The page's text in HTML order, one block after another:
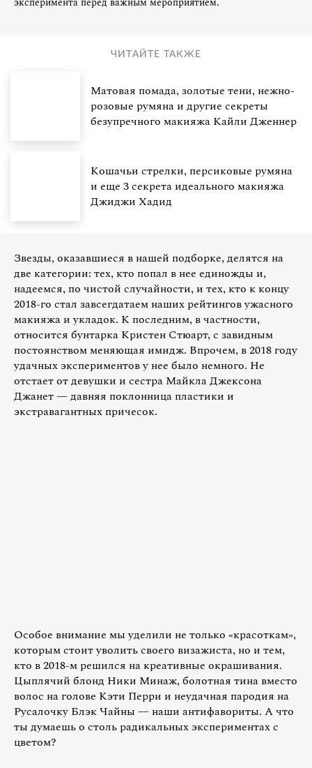
ЧИТАЙТЕ ТАКЖЕ
Матовая помада, золотые тени, нежно-
розовые румяна и другие секреты
безупречного макияжа Кайли Дженнер
Кошачьи стрелки, персиковые румяна
и еще 3 секрета идеального макияжа
Джиджи Хадид
Звезды, оказавшиеся в нашей подборке, делятся на
две категории: тех, кто попал в нее единожды и,
надеемся, по чистой случайности, и тех, кто к концу
2018-го стал завсегдатаем наших рейтингов ужасного
макияжа и укладок. К последним, в частности,
относится бунтарка Кристен Стюарт, с завидным
постоянством меняющая имидж. Впрочем, в 2018 году
удачных экспериментов у нее было немного. Не
отстает от девушки и сестра Майкла Джексона
Джанет — давняя поклонница пластики и
экстравагантных причесок.
Особое внимание мы уделили не только «красоткам»,
которым стоит уволить своего визажиста, но и тем,
кто в 2018-м решился на креативные окрашивания.
Цыплячий блонд Ники Минаж, болотная тина вместо
волос на голове Кэти Перри и неудачная пародия на
Русалочку Блэк Чайны — наши антифавориты. А что
ты думаешь о столь радикальных экспериментах с
цветом?